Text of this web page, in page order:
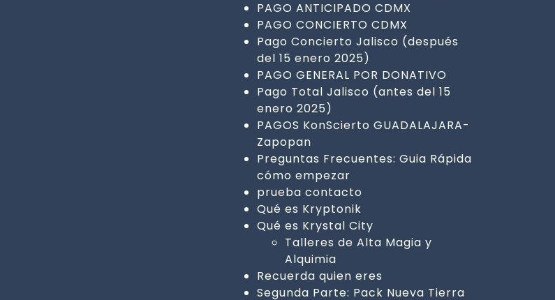
PAGO ANTICIPADO CDMX
PAGO CONCIERTO CDMX
Pago Concierto Jalisco (después
del 15 enero 2025)
PAGO GENERAL POR DONATIVO
Pago Total Jalisco (antes del 15
enero 2025)
PAGOS KonScierto GUADALAJARA-
Zapopan
Preguntas Frecuentes: Guia Rápida
cómo empezar
prueba contacto
Qué es Kryptonik
Qué es Krystal City
Talleres de Alta Magia y
Alquimia
Recuerda quien eres
Segunda Parte: Pack Nueva Tierra